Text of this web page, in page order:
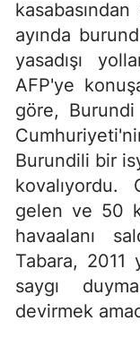
ayında
yasadışı
AFP'ye
göre,
Burundili bir
kovalıyordu.
gelen ve 50
havaalanı
Tabara, 2011
saygı
devirmek